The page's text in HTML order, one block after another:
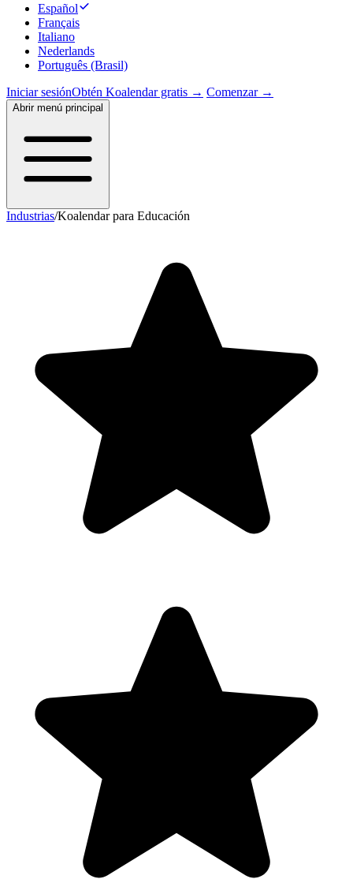
Español
Français
Italiano
Nederlands
Português (Brasil)
Iniciar sesiónObtén Koalendar gratis → Comenzar →
Abrir menú principal
Industrias/Koalendar para Educación